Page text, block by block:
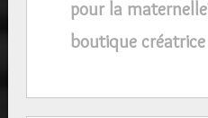
pour la
boutique